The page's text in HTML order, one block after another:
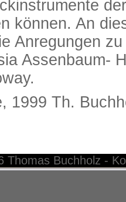
können. An
Anregungen
Assenbaum-
1999 Th.
Thomas Buchholz -